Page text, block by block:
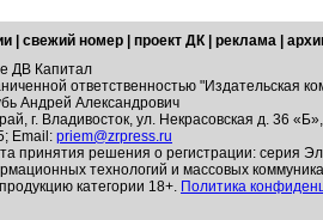
свежий номер проект ДК реклама
ДВ Капитал
ответственностью "Издательская
Андрей Александрович
г. Владивосток, ул. Некрасовская д. 36
Email: priem@zrpress.ru
принятия решения о регистрации: серия
технологий и массовых
категории 18+. Политика